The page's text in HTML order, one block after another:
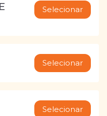
Selecionar
Selecionar
Selecionar